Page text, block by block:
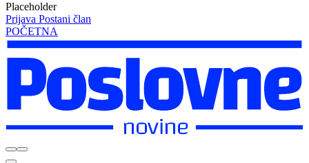
Placeholder
Prijava Postani član
POČETNA